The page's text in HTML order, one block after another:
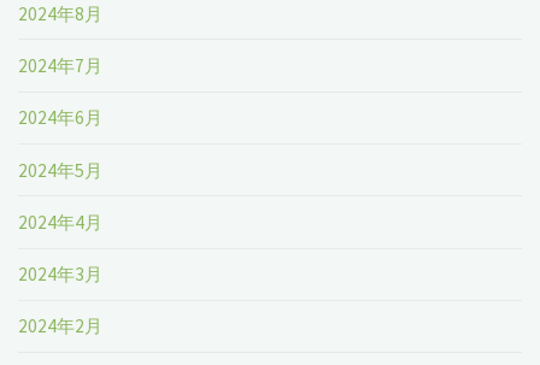
2024年8月
2024年7月
2024年6月
2024年5月
2024年4月
2024年3月
2024年2月